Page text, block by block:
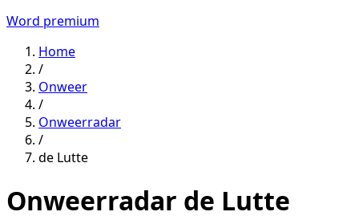
Word premium
Home
/
Onweer
/
Onweerradar
/
de Lutte
Onweerradar de Lutte